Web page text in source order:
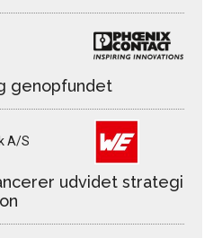
genopfundet
A/S
udvidet strategi